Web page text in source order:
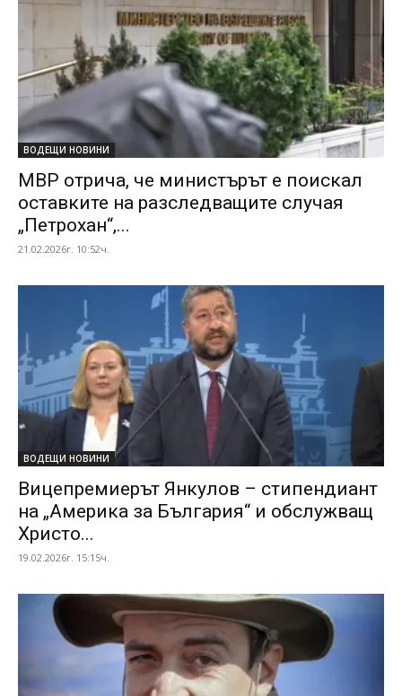
ВОДЕЩИ НОВИНИ
МВР отрича, че министърът е поискал
оставките на разследващите случая
„Петрохан“,...
21.02.2026г. 10:52ч.
ВОДЕЩИ НОВИНИ
Вицепремиерът Янкулов – стипендиант
на „Америка за България“ и обслужващ
Христо...
19.02.2026г. 15:15ч.